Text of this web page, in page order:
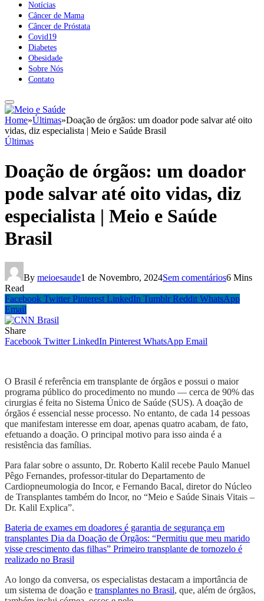
Notícias
Câncer de Mama
Câncer de Próstata
Covid19
Diabetes
Obesidade
Sobre Nós
Contato
Home»Últimas»Doação de órgãos: um doador pode salvar até oito
vidas, diz especialista | Meio e Saúde Brasil
Últimas
Doação de órgãos: um doador
pode salvar até oito vidas, diz
especialista | Meio e Saúde
Brasil
By meioesaude1 de Novembro, 2024Sem comentários6 Mins
Read
Facebook Twitter Pinterest LinkedIn Tumblr Reddit WhatsApp
Email
Share
Facebook Twitter LinkedIn Pinterest WhatsApp Email
O Brasil é referência em transplante de órgãos e possui o maior
programa público do procedimento no mundo — cerca de 90% das
cirurgias é feita no Sistema Único de Saúde (SUS). A doação de
órgãos é essencial nesse processo. No entanto, de cada 14 pessoas
que manifestam interesse em doar, apenas quatro acabam, de fato,
efetuando a doação. O principal motivo para isso ainda é a
resistência das famílias.
Para falar sobre o assunto, Dr. Roberto Kalil recebe Paulo Manuel
Pêgo Fernandes, professor-titular do Departamento de
Cardiopneumologia do Incor, e Fernando Bacal, diretor do Núcleo
de Transplantes também do Incor, no “Meio e Saúde Sinais Vitais –
Dr. Kalil Explica”.
Bateria de exames em doadores é garantia de segurança em
transplantes Dia da Doação de Órgãos: “Permitiu que meu marido
visse crescimento das filhas” Primeiro transplante de tornozelo é
realizado no Brasil
Ao longo da conversa, os especialistas destacam a importância de
um sistema de doação e transplantes no Brasil, que, além de órgãos,